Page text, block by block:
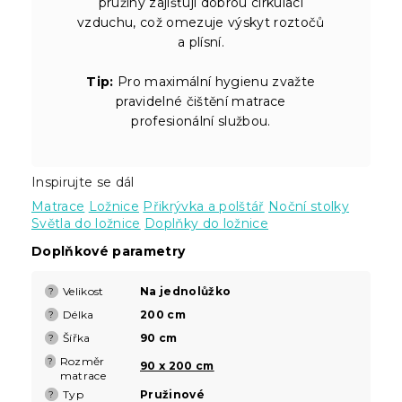
vzduchu, což omezuje výskyt roztočů
a plísní.
Tip: Pro maximální hygienu zvažte
pravidelné čištění matrace
profesionální službou.
Inspirujte se dál
Matrace Ložnice Přikrývka a polštář Noční stolky
Světla do ložnice Doplňky do ložnice
Doplňkové parametry
? Velikost Na jednolůžko
? Délka 200 cm
? Šířka 90 cm
?
Rozměr
matrace
90 x 200 cm
? Typ Pružinové